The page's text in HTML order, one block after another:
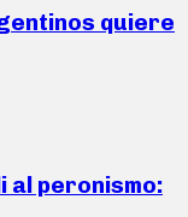
quiere
al peronismo: